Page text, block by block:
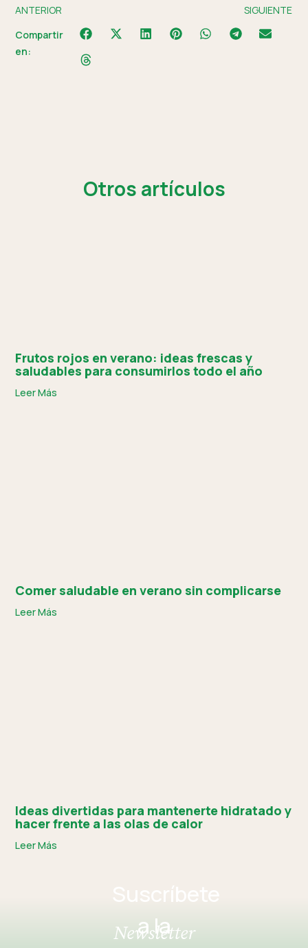
ANTERIOR
SIGUIENTE
Compartir
en:
Otros artículos
Frutos rojos en verano: ideas frescas y
saludables para consumirlos todo el año
Leer Más
Comer saludable en verano sin complicarse
Leer Más
Ideas divertidas para mantenerte hidratado y
hacer frente a las olas de calor
Leer Más
Suscríbete
a la
Newsletter